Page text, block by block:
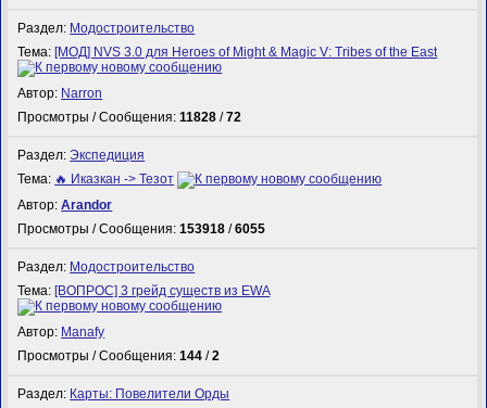
Раздел: Модостроительство
Тема: [МОД] NVS 3.0 для Heroes of Might & Magic V: Tribes of the East
Автор: Narron
Просмотры / Сообщения:11828 /72
Раздел:Экспедиция
Тема: 🔥 Иказкан -> Тезот
Автор:Arandor
Просмотры / Сообщения:153918 /6055
Раздел: Модостроительство
Тема: [ВОПРОС] 3 грейд существ из EWA
Автор: Manafy
Просмотры / Сообщения:144 /2
Раздел: Карты: Повелители Орды